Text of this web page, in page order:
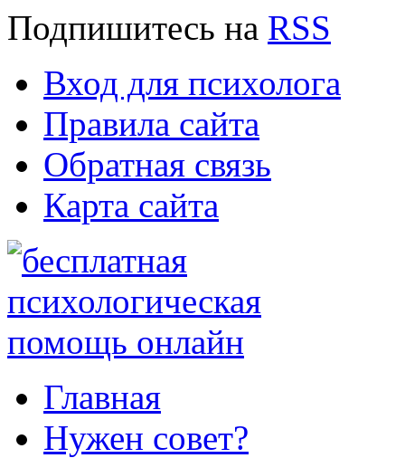
Подпишитесь на RSS
Вход для психолога
Правила сайта
Обратная связь
Карта сайта
Главная
Нужен совет?